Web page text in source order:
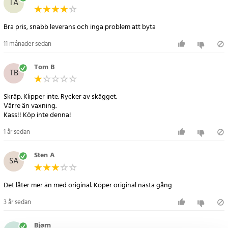
TA
Bra pris, snabb leverans och inga problem att byta
11 månader sedan
TB Tom B
Skräp. Klipper inte. Rycker av skägget.
Värre än vaxning.
Kass!! Köp inte denna!
1 år sedan
SA Sten A
Det låter mer än med original. Köper original nästa gång
3 år sedan